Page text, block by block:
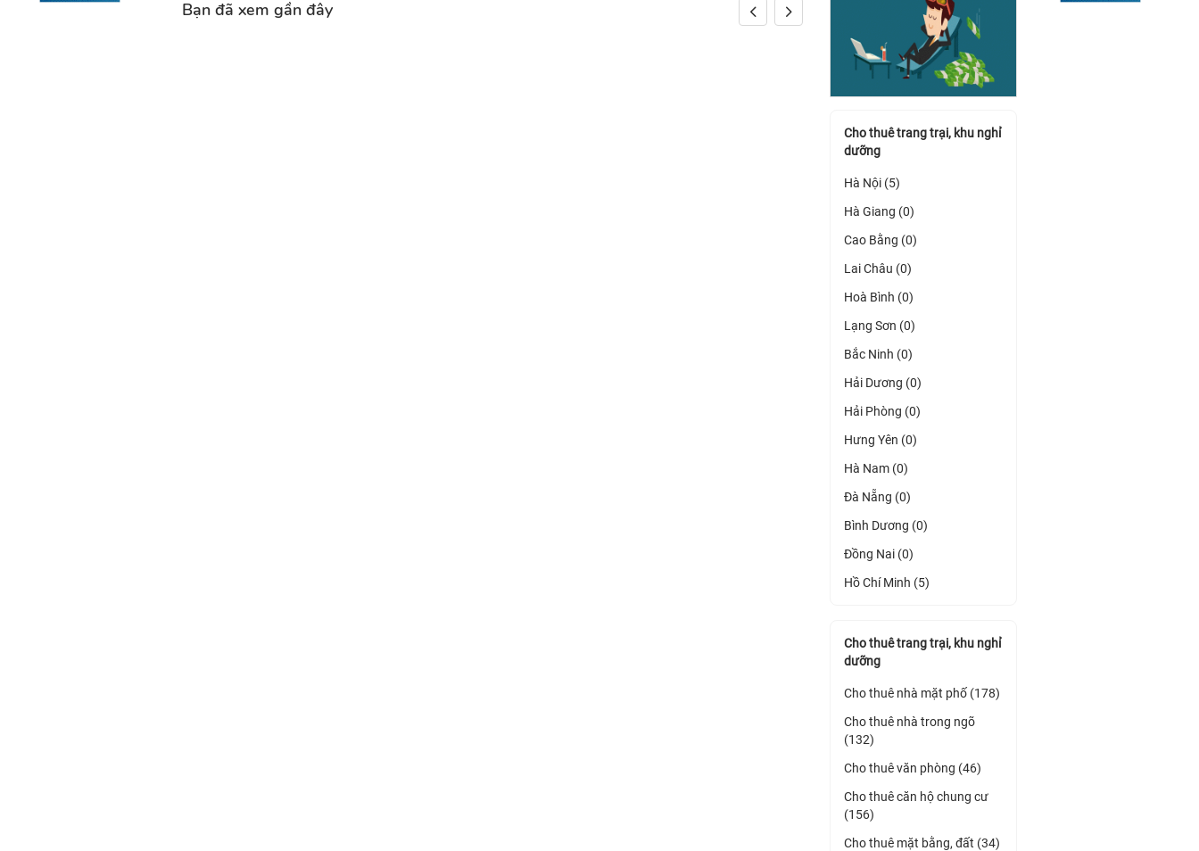
Bạn đã xem gần đây
Cho thuê trang trại, khu nghỉ
dưỡng
Hà Nội (5)
Hà Giang (0)
Cao Bằng (0)
Lai Châu (0)
Hoà Bình (0)
Lạng Sơn (0)
Bắc Ninh (0)
Hải Dương (0)
Hải Phòng (0)
Hưng Yên (0)
Hà Nam (0)
Đà Nẵng (0)
Bình Dương (0)
Đồng Nai (0)
Hồ Chí Minh (5)
Cho thuê trang trại, khu nghỉ
dưỡng
Cho thuê nhà mặt phố (178)
Cho thuê nhà trong ngõ
(132)
Cho thuê văn phòng (46)
Cho thuê căn hộ chung cư
(156)
Cho thuê mặt bằng, đất (34)